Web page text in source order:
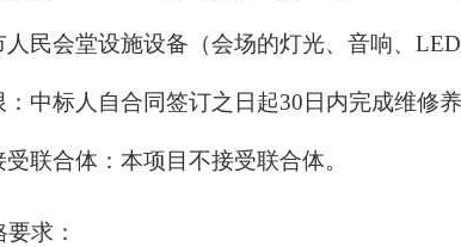
民会堂设施设备（会场的灯光、音响、 LED
中标人自合同签订之日起30 日内完成维修
联合体： 本项目不接受联合体。
求：